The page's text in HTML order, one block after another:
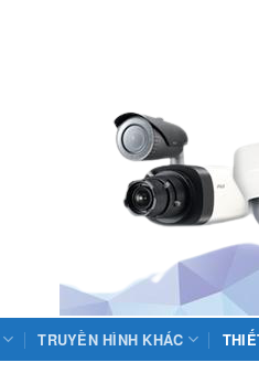
TRUYỀN HÌNH KHÁC